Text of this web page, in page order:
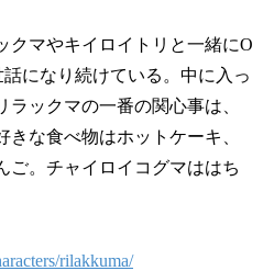
クマやキイロイトリと一緒にO
になり続けている。中に入っ
ックマの一番の関心事は、
な食べ物はホットケーキ、
ご。チャイロイコグマははち
rilakkuma/